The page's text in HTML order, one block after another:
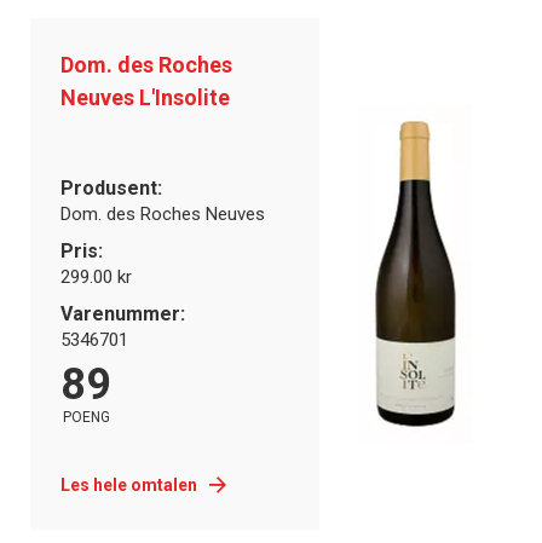
Dom. des Roches
Neuves L'Insolite
Produsent:
Dom. des Roches Neuves
Pris:
299.00 kr
Varenummer:
5346701
89
POENG
Les hele omtalen